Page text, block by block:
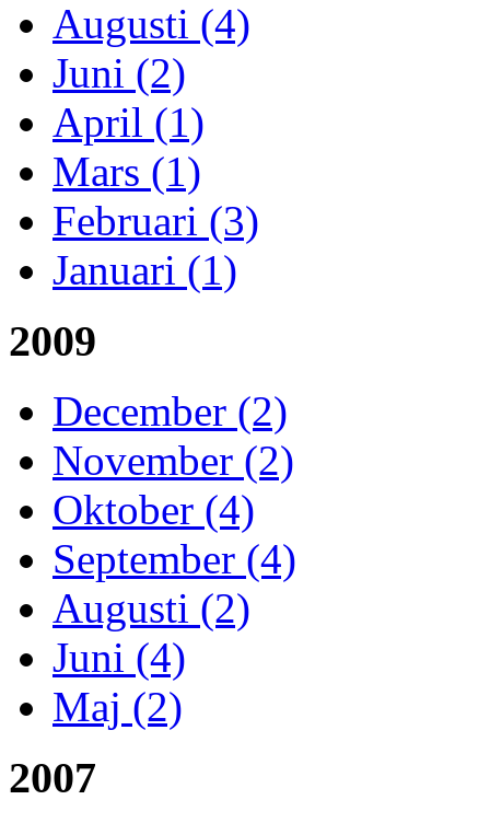
Augusti (4)
Juni (2)
April (1)
Mars (1)
Februari (3)
Januari (1)
2009
December (2)
November (2)
Oktober (4)
September (4)
Augusti (2)
Juni (4)
Maj (2)
2007